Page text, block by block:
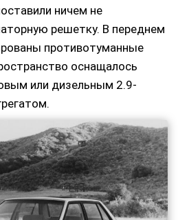
ничем не
решетку. В переднем
противотуманные
оснащалось
или дизельным 2.9-